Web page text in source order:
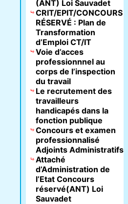
(ANT) Loi Sauvadet
CRIT/EPIT/CONCOURS
RÉSERVÉ : Plan de
Transformation
d’Emploi CT/IT
Voie d’acces
professionnnel au
corps de l’inspection
du travail
Le recrutement des
travailleurs
handicapés dans la
fonction publique
Concours et examen
professionnalisé
Adjoints Administratifs
Attaché
d’Administration de
l’Etat Concours
réservé(ANT) Loi
Sauvadet